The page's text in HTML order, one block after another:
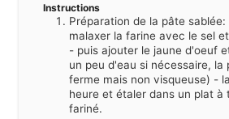
Instructions
Préparation de la pâte sablée:
malaxer la farine avec le sel
- puis ajouter le jaune d'oeuf
un peu d'eau si nécessaire, la
ferme mais non visqueuse) -
heure et étaler dans un plat à
fariné.